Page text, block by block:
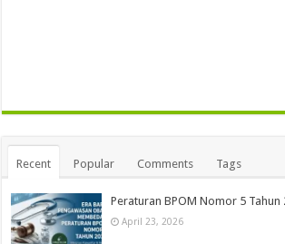
Recent Popular Comments Tags
Peraturan BPOM Nomor 5 Tahun
April 23, 2026